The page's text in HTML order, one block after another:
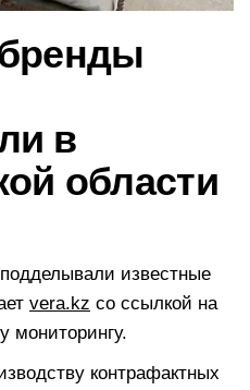
в
области
известные
vera.kz со ссылкой на
мониторингу.
контрафактных